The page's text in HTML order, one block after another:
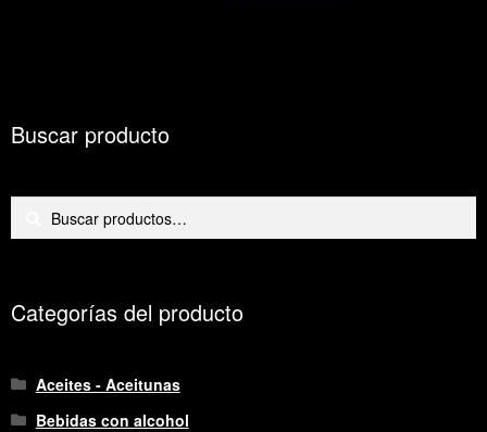
Buscar producto
Categorías del producto
Aceites - Aceitunas
Bebidas con alcohol